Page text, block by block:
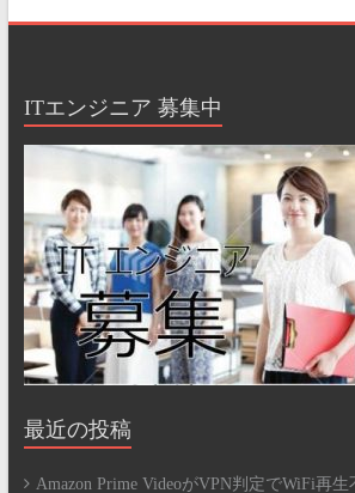
ITエンジニア 募集中
最近の投稿
Amazon Prime VideoがVPN判定でWiFi再